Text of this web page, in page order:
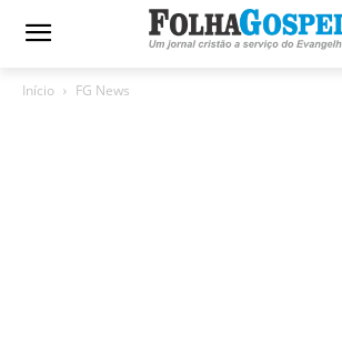
Início FG News